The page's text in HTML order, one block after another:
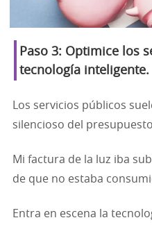
Paso 3: Optimice los
tecnología inteligente.
Los servicios públicos
silencioso del
Mi factura de la luz iba
de que no estaba
Entra en escena la